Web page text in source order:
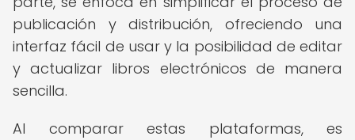
publicación y distribución, ofreciendo una
interfaz fácil de usar y la posibilidad de editar
y actualizar libros electrónicos de manera
sencilla.
Al comparar estas plataformas, es